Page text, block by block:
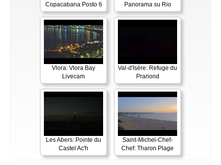
Copacabana Posto 6
Panorama su Rio
Vlora: Vlora Bay
Livecam
Val-d'Isère: Refuge du
Prariond
Les Abers: Pointe du
Castel Ac'h
Saint-Michel-Chef-
Chef: Tharon Plage